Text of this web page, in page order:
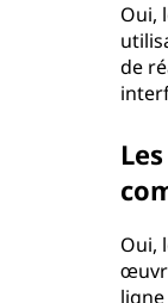
Oui,
de
Oui,